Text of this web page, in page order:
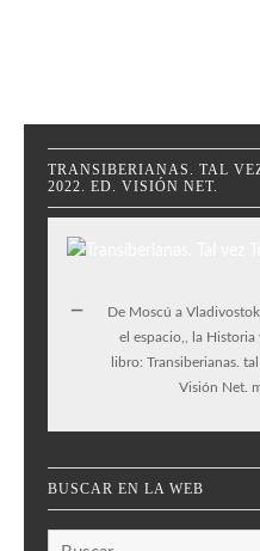
TRANSIBERIANAS. TAL
2022. ED. VISIÓN NET.
De Moscú a
el espacio,, la
libro: Transiberianas. tal
Visión Net.
BUSCAR EN LA WEB
Buscar: